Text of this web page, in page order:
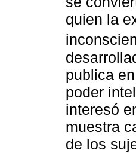
quien la
publica
poder
interesó
muestra
de los